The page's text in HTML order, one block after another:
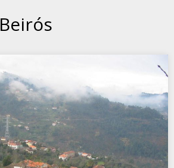
Beirós